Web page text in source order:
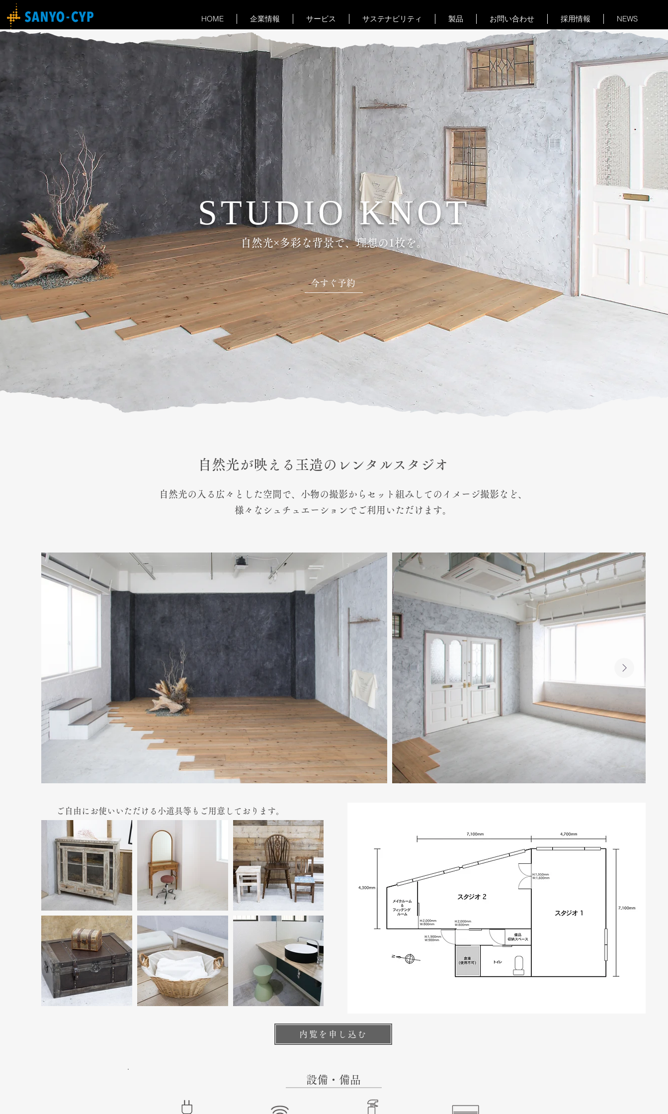
HOME 企業情報 サービス サステナビリティ 製品 お問い合わせ 採用情報 NEWS
STUDIO KNOT
自然光×多彩な背景で、理想の1枚を。
今すぐ予約
自然光が映える玉造のレンタルスタジオ
自然光の入る広々とした空間で、小物の撮影からセット組みしてのイメージ撮影など、
​様々なシュチュエーションでご利用いただけます。
ご自由にお使いいただける小道具等もご用意しております。
内覧を申し込む
設備・備品